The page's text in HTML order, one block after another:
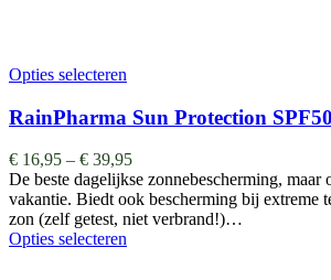
Opties selecteren
RainPharma Sun Protection
€ 16,95 – € 39,95
De beste dagelijkse zonnebescherming, maar
vakantie. Biedt ook bescherming bij extreme
zon (zelf getest, niet verbrand!)…
Opties selecteren